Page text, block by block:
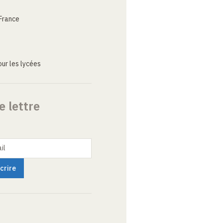
les lycées
lettre